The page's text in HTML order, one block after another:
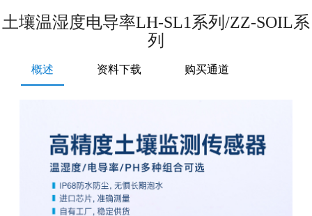
土壤温湿度电导率LH-SL1系列/ZZ-SOIL系
列
概述 资料下载 购买通道